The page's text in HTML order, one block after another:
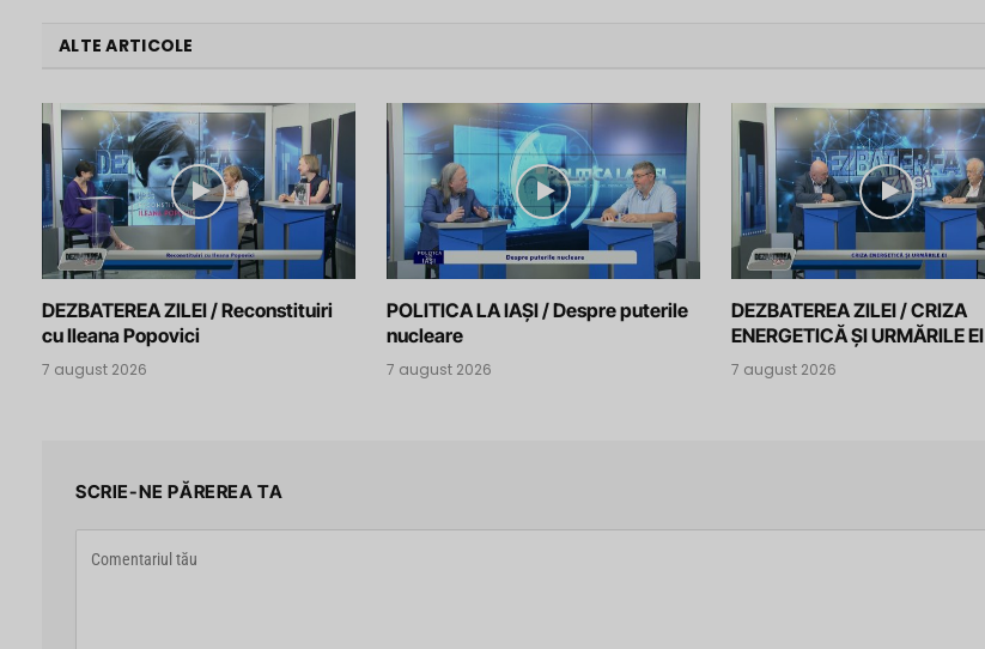
ALTE ARTICOLE
DEZBATEREA ZILEI / Reconstituiri
cu Ileana Popovici
7 august 2026
POLITICA LA IAȘI / Despre puterile
nucleare
7 august 2026
DEZBATEREA ZILEI / CRIZA
ENERGETICĂ ȘI URMĂRILE EI
7 august 2026
SCRIE-NE PĂREREA TA